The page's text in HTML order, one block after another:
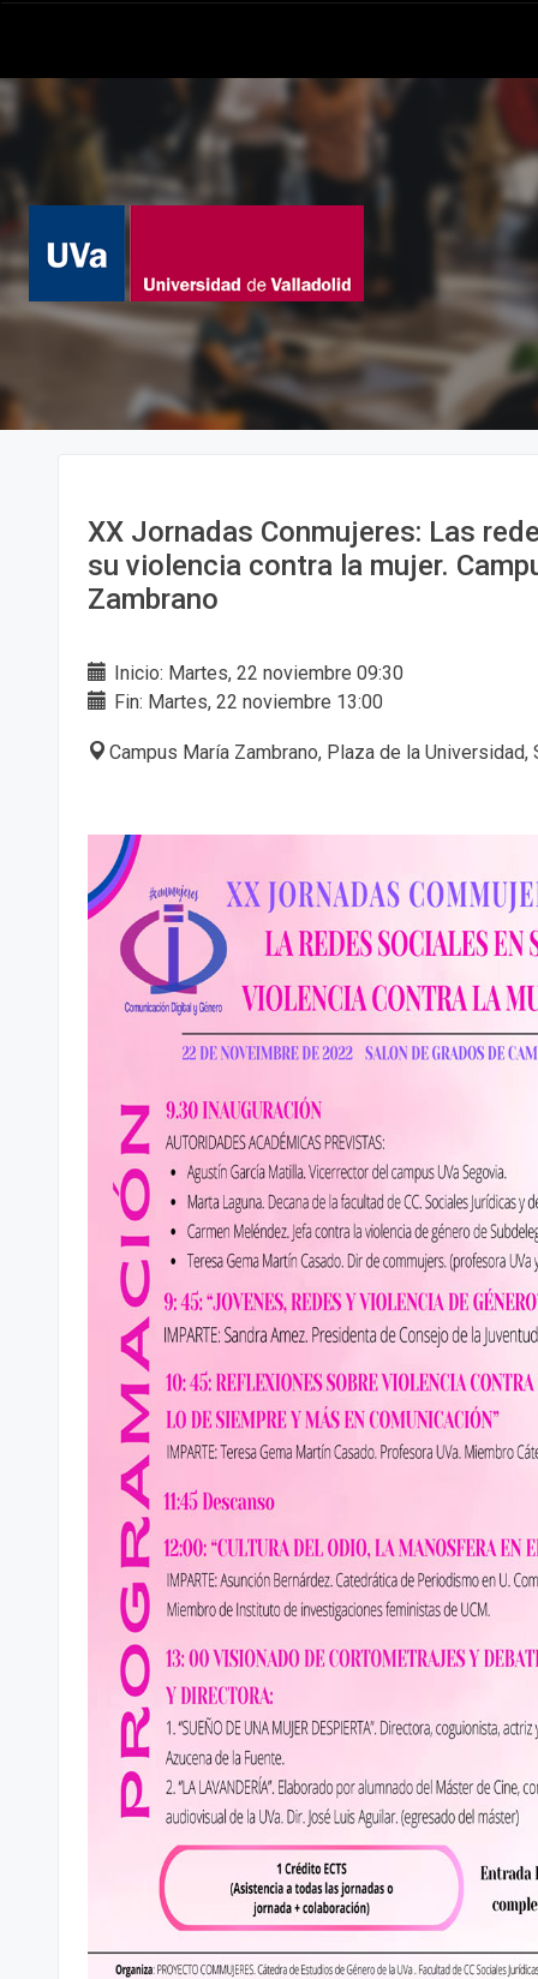
XX Jornadas Conmujeres: Las
su violencia contra la mujer.
Zambrano
Inicio: Martes, 22 noviembre 09:30
Fin: Martes, 22 noviembre 13:00
Campus María Zambrano, Plaza de la Universidad,